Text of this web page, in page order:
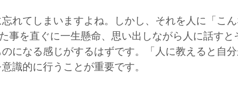
れてしまいますよね。しかし、それを人に「こ
直ぐに一生懸命、思い出しながら人に話すと
になる感じがするはずです。「人に教えると自
識的に行うことが重要です。